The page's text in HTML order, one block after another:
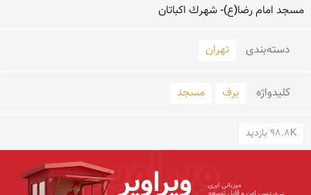
مسجد امام رضا(ع)- شهرك اكباتان
دسته‌بندی تهران
کلید‌واژه برف مسجد
98.8K بازدید